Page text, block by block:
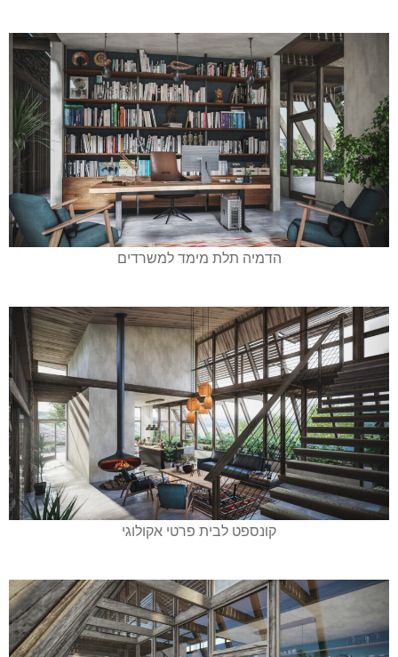
הדמיה תלת מימד למשרדים
קונספט לבית פרטי אקולוגי